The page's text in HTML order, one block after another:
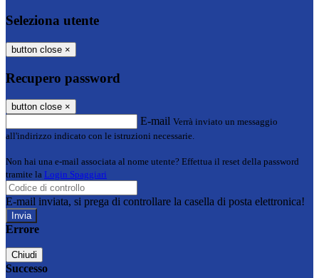
Seleziona utente
button close ×
Recupero password
button close ×
E-mail Verrà inviato un messaggio
all'indirizzo indicato con le istruzioni necessarie.
Non hai una e-mail associata al nome utente? Effettua il reset della password
tramite la Login Spaggiari
E-mail inviata, si prega di controllare la casella di posta elettronica!
Errore
Chiudi
Successo